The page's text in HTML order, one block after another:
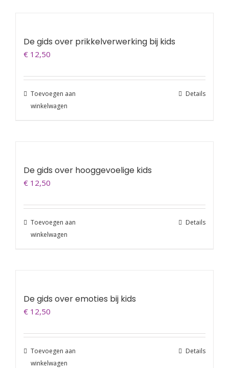
De gids over prikkelverwerking bij kids
€ 12,50
Toevoegen aan
winkelwagen
Details
De gids over hooggevoelige kids
€ 12,50
Toevoegen aan
winkelwagen
Details
De gids over emoties bij kids
€ 12,50
Toevoegen aan
winkelwagen
Details